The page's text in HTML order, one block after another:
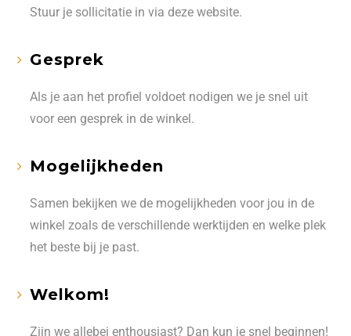
Stuur je sollicitatie in via deze website.
Gesprek
Als je aan het profiel voldoet nodigen we je snel uit
voor een gesprek in de winkel.
Mogelijkheden
Samen bekijken we de mogelijkheden voor jou in de
winkel zoals de verschillende werktijden en welke plek
het beste bij je past.
Welkom!
Zijn we allebei enthousiast? Dan kun je snel beginnen!